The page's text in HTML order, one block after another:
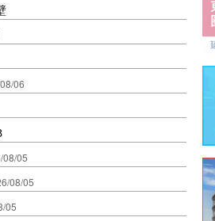
06
08/05
08/05
05